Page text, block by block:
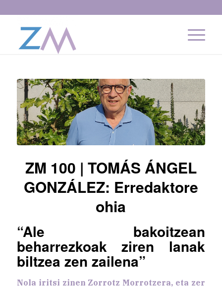
ZM 100 | TOMÁS ÁNGEL
GONZÁLEZ: Erredaktore
ohia
“Ale bakoitzean
beharrezkoak ziren lanak
biltzea zen zailena”
Nola iritsi zinen Zorrotz Morrotzera, eta zer